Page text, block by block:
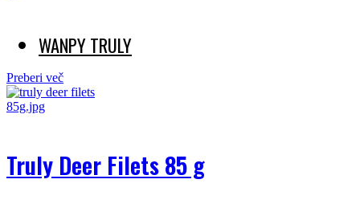
WANPY TRULY
Preberi več
Truly Deer Filets 85 g